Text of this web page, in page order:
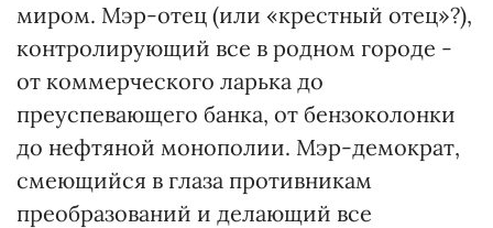
миром. Мэр-отец (или «крестный отец»?),
контролирующий все в родном городе -
от коммерческого ларька до
преуспевающего банка, от бензоколонки
до нефтяной монополии. Мэр-демократ,
смеющийся в глаза противникам
преобразований и делающий все